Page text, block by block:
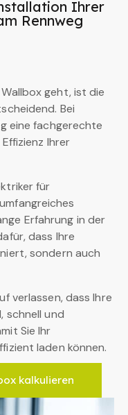
Ihrer
Rennweg
geht, ist die
Bei
eine fachgerechte
Ihrer
für
Erfahrung in der
dass Ihre
sondern auch
verlassen, dass Ihre
schnell und
Sie Ihr
laden können.
kalkulieren